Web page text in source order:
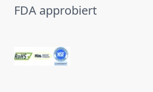
FDA approbiert